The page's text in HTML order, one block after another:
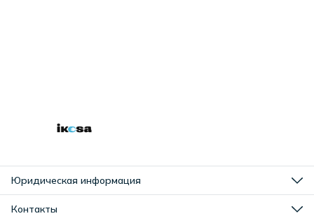
Юридическая информация
Оплата
Доставка
Контакты